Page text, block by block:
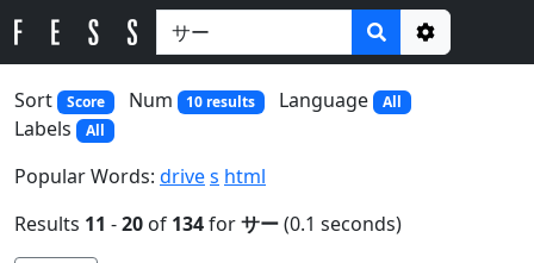
Options
Sort
Score Num 10 results Language All
Labels All
Popular Words: drives html
Results 11 -20 of 134forサー(0.1 seconds)